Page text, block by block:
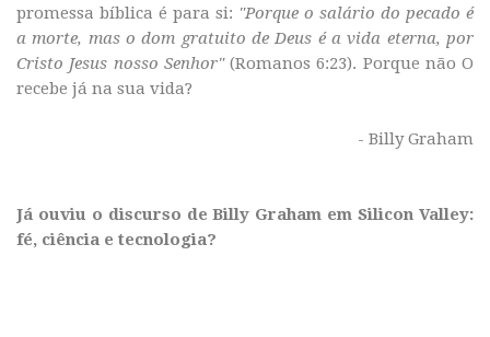
promessa bíblica é para si: "Porque o salário do pecado é
a morte, mas o dom gratuito de Deus é a vida eterna, por
Cristo Jesus nosso Senhor"(Romanos 6:23). Porque não O
recebe já na sua vida?
- Billy Graham
Já ouviu o discurso de Billy Graham em Silicon Valley:
fé, ciência e tecnologia?